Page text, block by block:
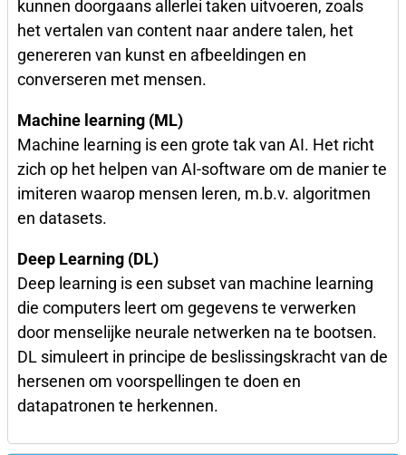
kunnen doorgaans allerlei taken uitvoeren, zoals
het vertalen van content naar andere talen, het
genereren van kunst en afbeeldingen en
converseren met mensen.
Machine learning (ML)
Machine learning is een grote tak van AI. Het richt
zich op het helpen van AI-software om de manier te
imiteren waarop mensen leren, m.b.v. algoritmen
en datasets.
Deep Learning (DL)
Deep learning is een subset van machine learning
die computers leert om gegevens te verwerken
door menselijke neurale netwerken na te bootsen.
DL simuleert in principe de beslissingskracht van de
hersenen om voorspellingen te doen en
datapatronen te herkennen.